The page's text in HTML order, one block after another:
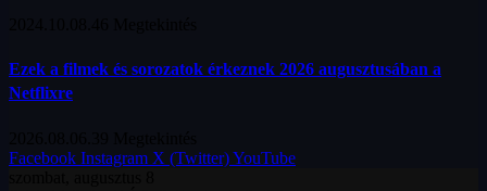
Ezek a filmek és sorozatok érkeznek 2026 augusztusában a
Netflixre
Facebook Instagram X (Twitter)YouTube